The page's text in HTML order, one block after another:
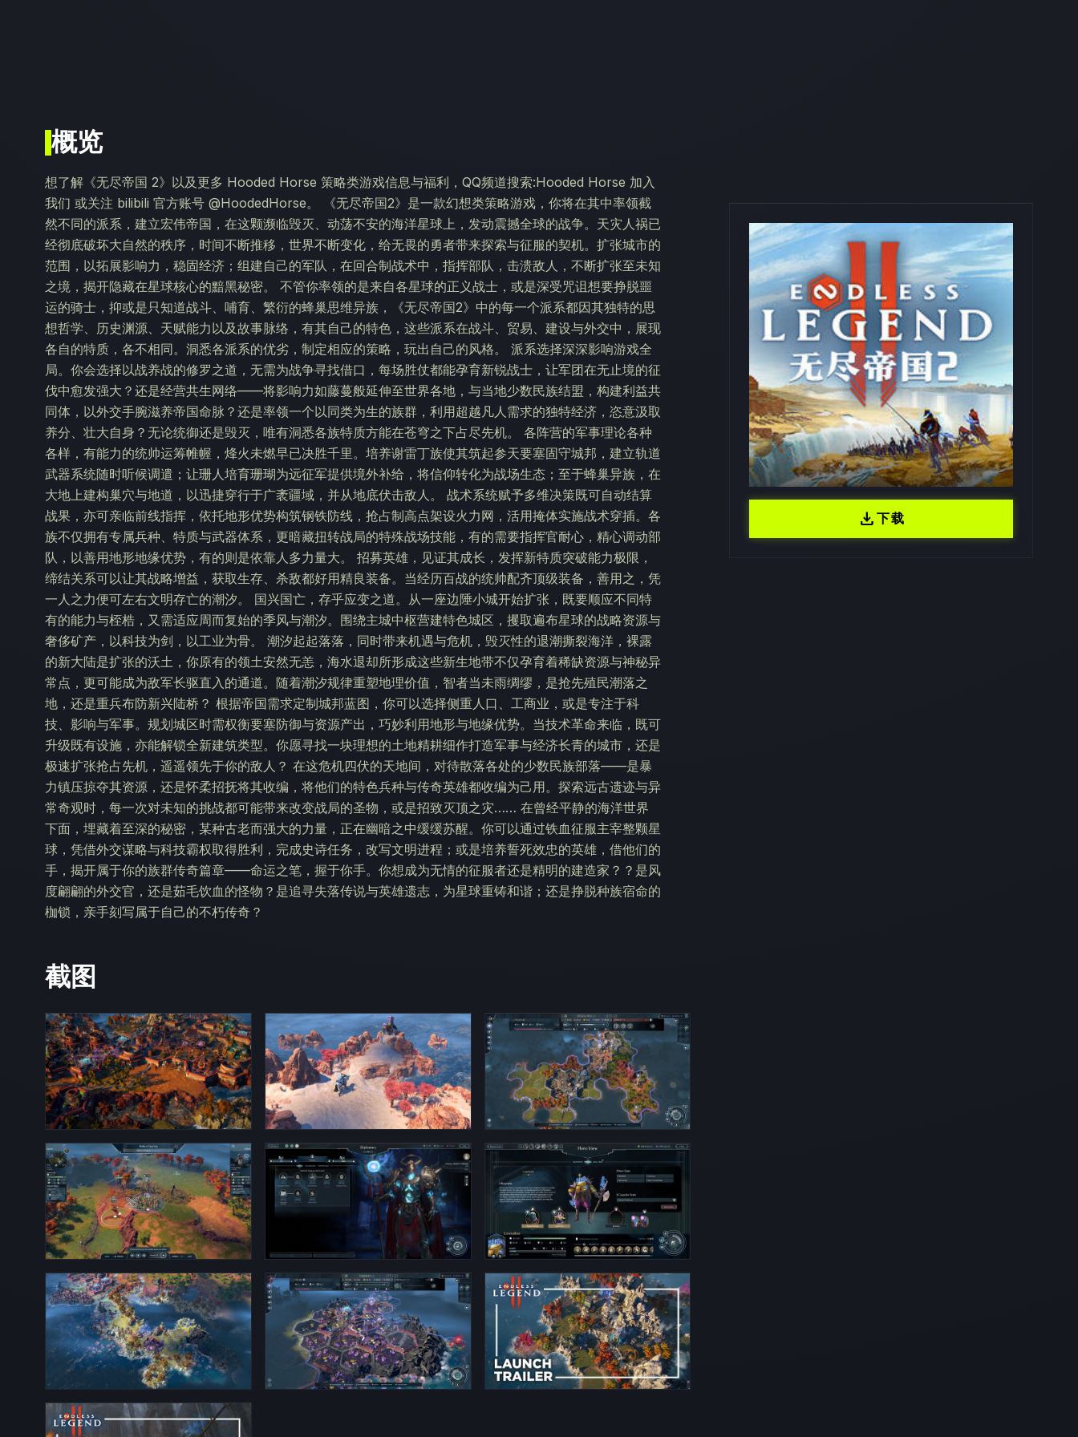
概览
想了解《无尽帝国 2》以及更多 Hooded Horse 策略类游戏信息与福利，QQ频道搜索:Hooded Horse 加入
我们 或关注 bilibili 官方账号 @HoodedHorse。 《无尽帝国2》是一款幻想类策略游戏，你将在其中率领截
然不同的派系，建立宏伟帝国，在这颗濒临毁灭、动荡不安的海洋星球上，发动震撼全球的战争。天灾人祸已
经彻底破坏大自然的秩序，时间不断推移，世界不断变化，给无畏的勇者带来探索与征服的契机。扩张城市的
范围，以拓展影响力，稳固经济；组建自己的军队，在回合制战术中，指挥部队，击溃敌人，不断扩张至未知
之境，揭开隐藏在星球核心的黯黑秘密。 不管你率领的是来自各星球的正义战士，或是深受咒诅想要挣脱噩
运的骑士，抑或是只知道战斗、哺育、繁衍的蜂巢思维异族，《无尽帝国2》中的每一个派系都因其独特的思
想哲学、历史渊源、天赋能力以及故事脉络，有其自己的特色，这些派系在战斗、贸易、建设与外交中，展现
各自的特质，各不相同。洞悉各派系的优劣，制定相应的策略，玩出自己的风格。 派系选择深深影响游戏全
局。你会选择以战养战的修罗之道，无需为战争寻找借口，每场胜仗都能孕育新锐战士，让军团在无止境的征
伐中愈发强大？还是经营共生网络——将影响力如藤蔓般延伸至世界各地，与当地少数民族结盟，构建利益共
同体，以外交手腕滋养帝国命脉？还是率领一个以同类为生的族群，利用超越凡人需求的独特经济，恣意汲取
养分、壮大自身？无论统御还是毁灭，唯有洞悉各族特质方能在苍穹之下占尽先机。 各阵营的军事理论各种
各样，有能力的统帅运筹帷幄，烽火未燃早已决胜千里。培养谢雷丁族使其筑起参天要塞固守城邦，建立轨道
武器系统随时听候调遣；让珊人培育珊瑚为远征军提供境外补给，将信仰转化为战场生态；至于蜂巢异族，在
大地上建构巢穴与地道，以迅捷穿行于广袤疆域，并从地底伏击敌人。 战术系统赋予多维决策既可自动结算
战果，亦可亲临前线指挥，依托地形优势构筑钢铁防线，抢占制高点架设火力网，活用掩体实施战术穿插。各
族不仅拥有专属兵种、特质与武器体系，更暗藏扭转战局的特殊战场技能，有的需要指挥官耐心，精心调动部
队，以善用地形地缘优势，有的则是依靠人多力量大。 招募英雄，见证其成长，发挥新特质突破能力极限，
缔结关系可以让其战略增益，获取生存、杀敌都好用精良装备。当经历百战的统帅配齐顶级装备，善用之，凭
一人之力便可左右文明存亡的潮汐。 国兴国亡，存乎应变之道。从一座边陲小城开始扩张，既要顺应不同特
有的能力与桎梏，又需适应周而复始的季风与潮汐。围绕主城中枢营建特色城区，攫取遍布星球的战略资源与
奢侈矿产，以科技为剑，以工业为骨。 潮汐起起落落，同时带来机遇与危机，毁灭性的退潮撕裂海洋，裸露
的新大陆是扩张的沃土，你原有的领土安然无恙，海水退却所形成这些新生地带不仅孕育着稀缺资源与神秘异
常点，更可能成为敌军长驱直入的通道。随着潮汐规律重塑地理价值，智者当未雨绸缪，是抢先殖民潮落之
地，还是重兵布防新兴陆桥？ 根据帝国需求定制城邦蓝图，你可以选择侧重人口、工商业，或是专注于科
技、影响与军事。规划城区时需权衡要塞防御与资源产出，巧妙利用地形与地缘优势。当技术革命来临，既可
升级既有设施，亦能解锁全新建筑类型。你愿寻找一块理想的土地精耕细作打造军事与经济长青的城市，还是
极速扩张抢占先机，遥遥领先于你的敌人？ 在这危机四伏的天地间，对待散落各处的少数民族部落——是暴
力镇压掠夺其资源，还是怀柔招抚将其收编，将他们的特色兵种与传奇英雄都收编为己用。探索远古遗迹与异
常奇观时，每一次对未知的挑战都可能带来改变战局的圣物，或是招致灭顶之灾…… 在曾经平静的海洋世界
下面，埋藏着至深的秘密，某种古老而强大的力量，正在幽暗之中缓缓苏醒。你可以通过铁血征服主宰整颗星
球，凭借外交谋略与科技霸权取得胜利，完成史诗任务，改写文明进程；或是培养誓死效忠的英雄，借他们的
手，揭开属于你的族群传奇篇章——命运之笔，握于你手。你想成为无情的征服者还是精明的建造家？？是风
度翩翩的外交官，还是茹毛饮血的怪物？是追寻失落传说与英雄遗志，为星球重铸和谐；还是挣脱种族宿命的
枷锁，亲手刻写属于自己的不朽传奇？
截图
download下载